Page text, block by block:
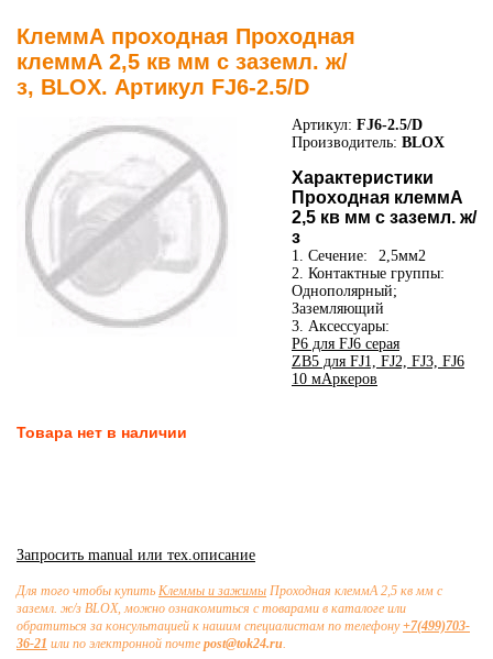
КлеммА проходная Проходная
клеммА 2,5 кв мм c заземл. ж/
з, BLOX. Артикул FJ6-2.5/D
Артикул: FJ6-2.5/D
Производитель: BLOX
Характеристики
Проходная клеммА
2,5 кв мм c заземл. ж/
з
1. Сечение:
2,5мм2
2. Контактные группы:
Однополярный;
Заземляющий
3. Аксессуары:
P6 для FJ6 серая
ZB5 для FJ1, FJ2, FJ3, FJ6
10 мАркеров
Товара нет в наличии
Запросить manual или тех.описание
Для того чтобы купить Клеммы и зажимы Проходная клеммА 2,5 кв мм c
заземл. ж/з BLOX, можно ознакомиться с товарами в каталоге или
обратиться за консультацией к нашим специалистам по телефону+7(499)703-
36-21 или по электронной почте post@tok24.ru.